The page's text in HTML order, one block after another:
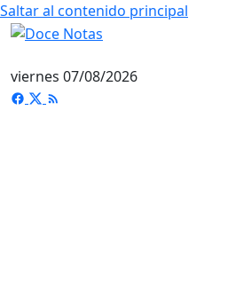
Saltar al contenido principal
viernes 07/08/2026